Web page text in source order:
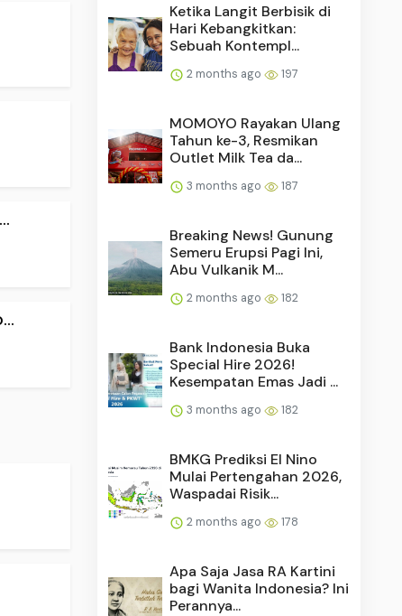
Ketika Langit Berbisik di
Hari Kebangkitkan:
Sebuah Kontempl...
2 months ago 197
MOMOYO Rayakan Ulang
Tahun ke-3, Resmikan
Outlet Milk Tea da...
3 months ago 187
Breaking News! Gunung
Semeru Erupsi Pagi Ini,
Abu Vulkanik M...
2 months ago 182
Bank Indonesia Buka
Special Hire 2026!
Kesempatan Emas Jadi ...
3 months ago 182
BMKG Prediksi El Nino
Mulai Pertengahan 2026,
Waspadai Risik...
2 months ago 178
Apa Saja Jasa RA Kartini
bagi Wanita Indonesia? Ini
Perannya...